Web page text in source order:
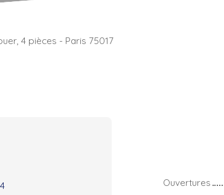
4 pièces - Paris 75017
4 Ouvertures